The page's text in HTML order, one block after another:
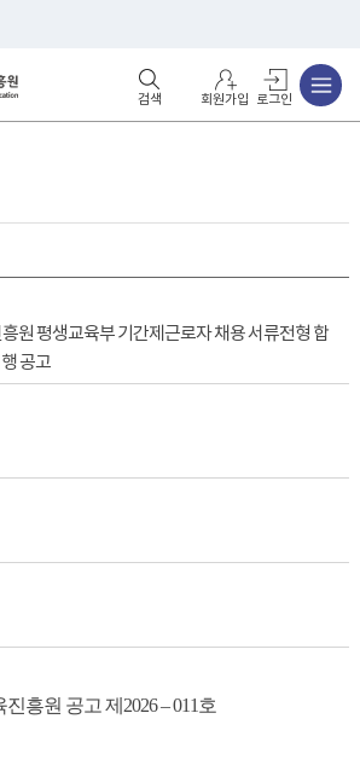
회원가입 로그인
원 평생교육부 기간제근로자 채용 서류전형 합
공고
흥원 공고 제 2026–011 호